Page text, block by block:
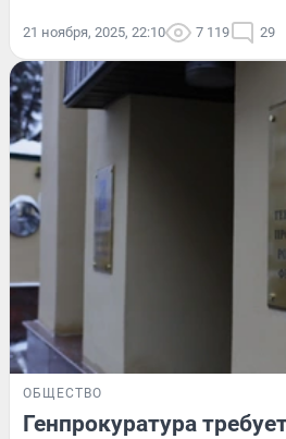
21 ноября, 2025, 22:10 7 119 29
ОБЩЕСТВО
Генпрокуратура